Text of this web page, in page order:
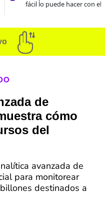
fácil lo puede hacer con el
de
cómo
del
avanzada de
para monitorear
destinados a